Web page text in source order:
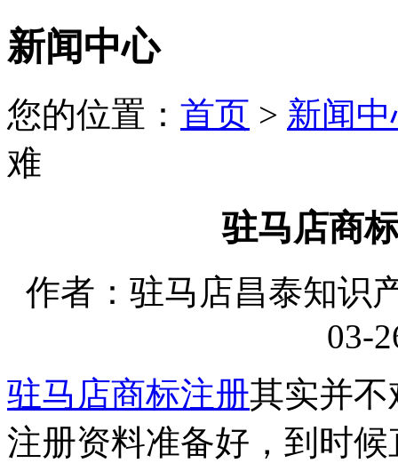
新闻中心
您的位置： 首页 > 新闻
难
驻马店商
作者：驻马店昌泰知识
03-
驻马店商标注册其实并
注册资料准备好，到时